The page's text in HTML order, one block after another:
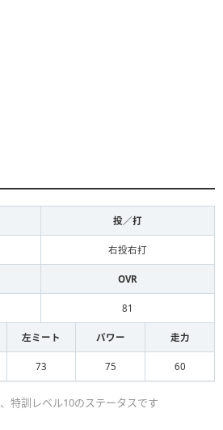
投／打
右投右打
OVR
81
左ミート パワー 走力
73 75 60
特訓レベル10のステータスです